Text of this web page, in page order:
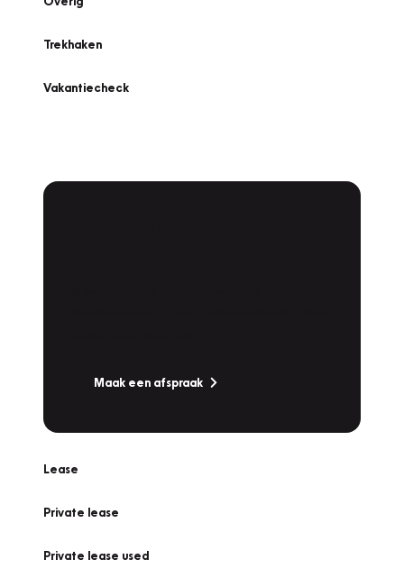
Trekhaken
Vakantiecheck
Maak een afspraak
Lease
Private lease
Private lease used